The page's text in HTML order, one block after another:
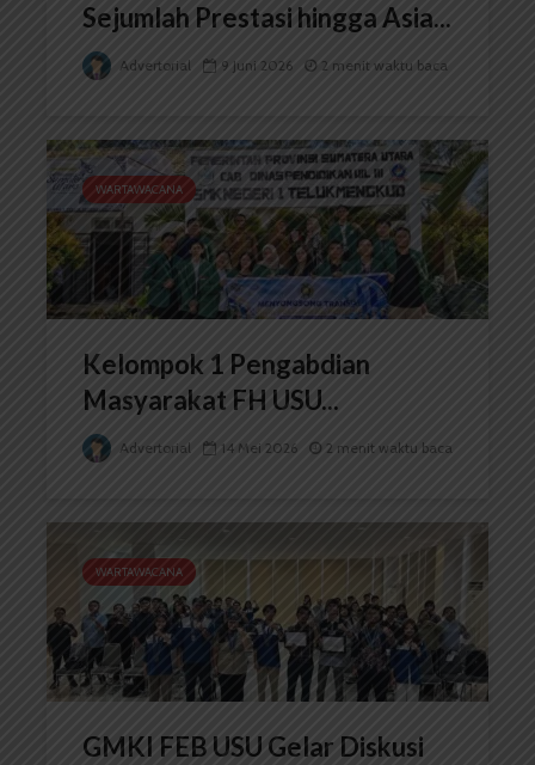
Sejumlah Prestasi hingga Asia...
Advertorial 9 Juni 2026 2 menit waktu baca
WARTAWACANA
Kelompok 1 Pengabdian
Masyarakat FH USU...
Advertorial 14 Mei 2026 2 menit waktu baca
WARTAWACANA
GMKI FEB USU Gelar Diskusi